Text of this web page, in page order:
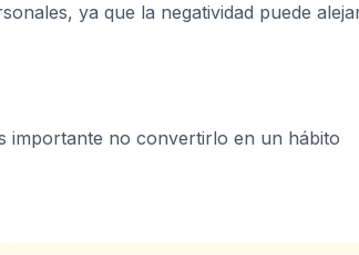
ya que la negatividad puede
importante no convertirlo en un hábito